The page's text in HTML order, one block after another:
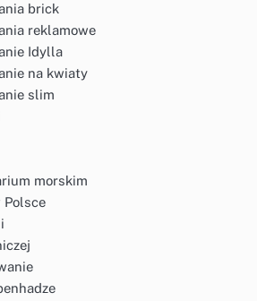
brick
reklamowe
Idylla
na kwiaty
slim
morskim
Polsce